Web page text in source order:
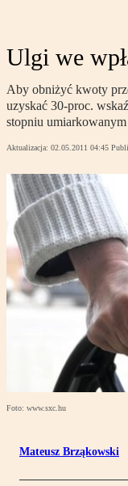
Ulgi we
Aby obniżyć kwoty
uzyskać 30-proc.
stopniu
Aktualizacja: 02.05.2011 04:45
Foto: www.sxc.hu
Mateusz Brząkowski